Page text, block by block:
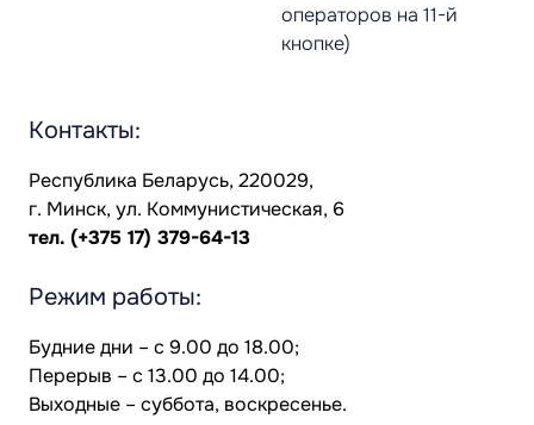
операторов на 11-й
кнопке)
Контакты:
Республика Беларусь, 220029,
г. Минск, ул. Коммунистическая, 6
тел. (+375 17) 379-64-13
Режим работы:
Будние дни – с 9.00 до 18.00;
Перерыв – с 13.00 до 14.00;
Выходные – суббота, воскресенье.